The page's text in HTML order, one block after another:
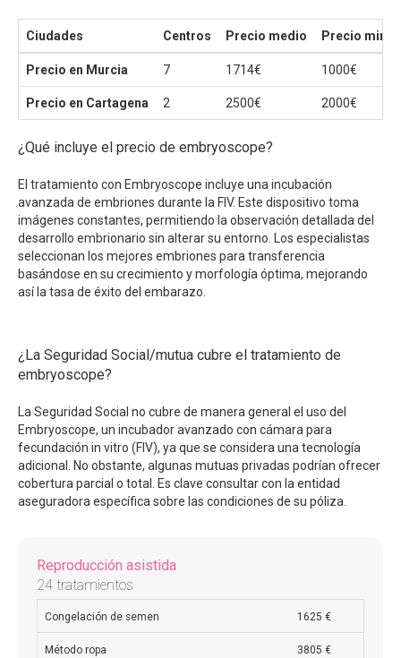
Ciudades Centros Precio medio Precio
Precio en Murcia 7 1714€ 1000€
Precio en Cartagena 2 2500€ 2000€
¿Qué incluye el precio de embryoscope?
El tratamiento con Embryoscope incluye una incubación
avanzada de embriones durante la FIV. Este dispositivo toma
imágenes constantes, permitiendo la observación detallada del
desarrollo embrionario sin alterar su entorno. Los especialistas
seleccionan los mejores embriones para transferencia
basándose en su crecimiento y morfología óptima, mejorando
así la tasa de éxito del embarazo.
¿La Seguridad Social/mutua cubre el tratamiento de
embryoscope?
La Seguridad Social no cubre de manera general el uso del
Embryoscope, un incubador avanzado con cámara para
fecundación in vitro (FIV), ya que se considera una tecnología
adicional. No obstante, algunas mutuas privadas podrían ofrecer
cobertura parcial o total. Es clave consultar con la entidad
aseguradora específica sobre las condiciones de su póliza.
Reproducción asistida
24 tratamientos
Congelación de semen 1625 €
Método ropa 3805 €